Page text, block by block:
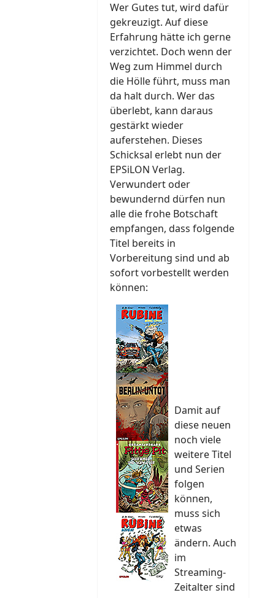
Wer Gutes tut, wird dafür
gekreuzigt. Auf diese
Erfahrung hätte ich gerne
verzichtet. Doch wenn der
Weg zum Himmel durch
die Hölle führt, muss man
da halt durch. Wer das
überlebt, kann daraus
gestärkt wieder
auferstehen. Dieses
Schicksal erlebt nun der
EPSiLON Verlag.
Verwundert oder
bewundernd dürfen nun
alle die frohe Botschaft
empfangen, dass folgende
Titel bereits in
Vorbereitung sind und ab
sofort vorbestellt werden
können:
Damit auf
diese neuen
noch viele
weitere Titel
und Serien
folgen
können,
muss sich
etwas
ändern. Auch
im
Streaming-
Zeitalter sind